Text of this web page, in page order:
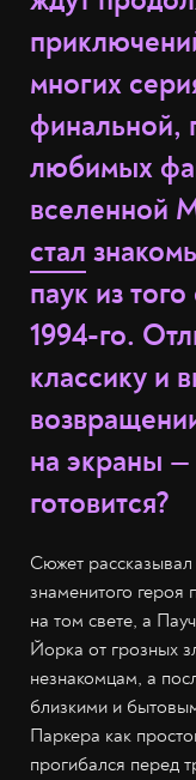
многих
финальной,
любимых
вселенной
стал
паук из
1994-го.
классику и
на экраны
готовится?
Сюжет
знаменитого героя
на том свете, а
Йорка от грозных
незнакомцам, а
близкими и
Паркера как
прогибался перед